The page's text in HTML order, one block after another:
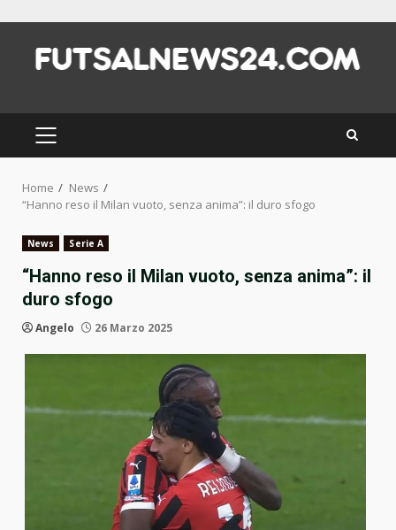
content
PRIMARY
MENU
Home
News
“Hanno reso il Milan vuoto, senza anima”: il duro sfogo
News Serie A
“Hanno reso il Milan vuoto, senza anima”: il
duro sfogo
Angelo 26 Marzo 2025